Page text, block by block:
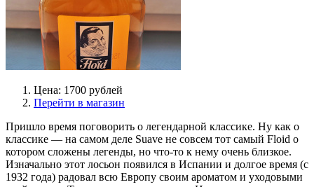
Цена: 1700 рублей
Перейти в магазин
Пришло время поговорить о легендарной классике. Ну как о
классике — на самом деле Suave не совсем тот самый Floid о
котором сложены легенды, но что-то к нему очень близкое.
Изначально этот лосьон появился в Испании и долгое время (с
1932 года) радовал всю Европу своим ароматом и уходовыми